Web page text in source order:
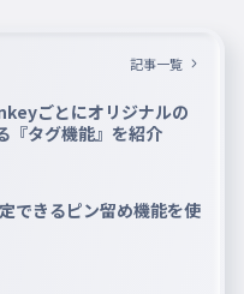
記事一覧
ごとにオリジナルの
『タグ機能』を紹介
できるピン留め機能を使